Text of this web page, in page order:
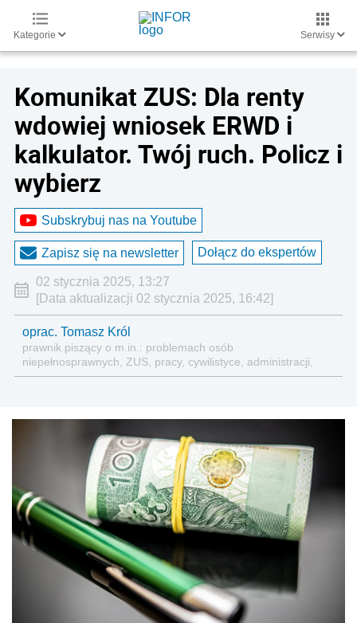
Kategorie Serwisy
Komunikat ZUS: Dla renty
wdowiej wniosek ERWD i
kalkulator. Twój ruch. Policz i
wybierz
Subskrybuj nas na Youtube
Zapisz się na newsletter Dołącz do ekspertów
02 stycznia 2025, 13:27
[Data aktualizacji 02 stycznia 2025, 16:42]
oprac. Tomasz Król
prawnik piszący o m.in.: problemach osób
niepełnosprawnych, ZUS, pracy, cywilistyce, administracji,
przedsiębiorcach, podatkach